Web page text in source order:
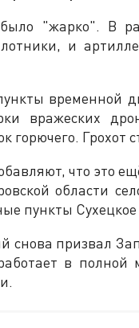
"жарко". В
и
вражеских
горючего. Грохот
что это
области
пункты
снова призвал
в